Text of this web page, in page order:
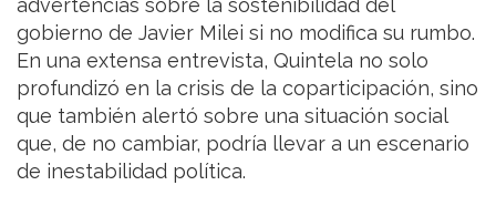
advertencias sobre la sostenibilidad del
gobierno de Javier Milei si no modifica su rumbo.
En una extensa entrevista, Quintela no solo
profundizó en la crisis de la coparticipación, sino
que también alertó sobre una situación social
que, de no cambiar, podría llevar a un escenario
de inestabilidad política.